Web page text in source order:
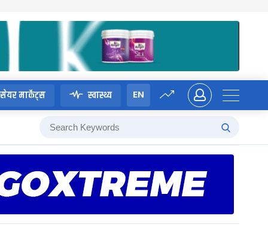
सेयर मार्केट्स स्वास्थ्य EN